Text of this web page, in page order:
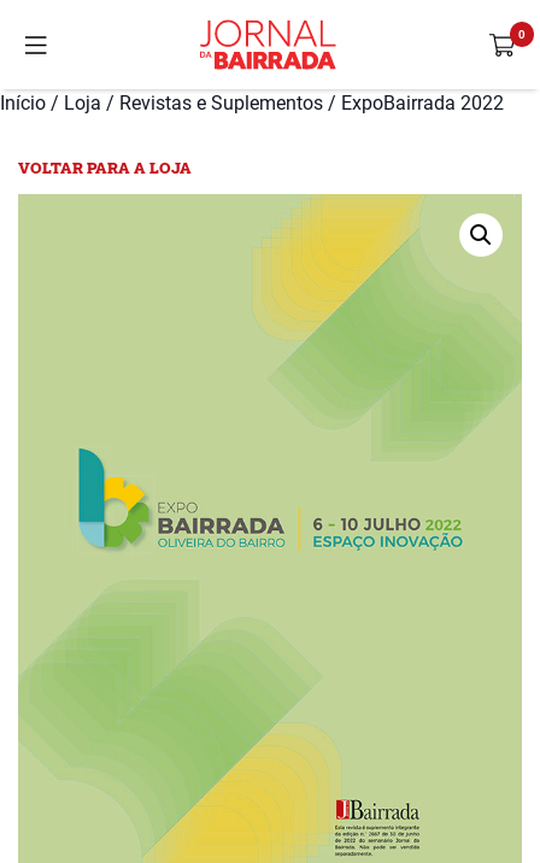
Início / Loja / Revistas e Suplementos / ExpoBairrada 2022
VOLTAR PARA A LOJA